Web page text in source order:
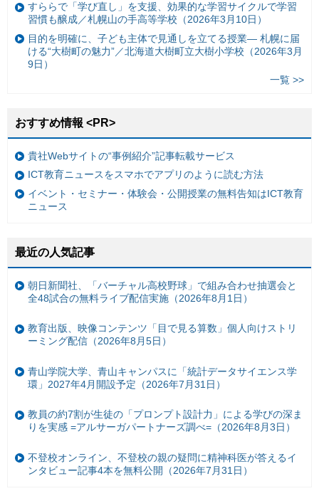
すららで「学び直し」を支援、効果的な学習サイクルで学習
習慣も醸成／札幌山の手高等学校（2026年3月10日）
目的を明確に、子ども主体で見通しを立てる授業— 札幌に届
ける“大樹町の魅力”／北海道大樹町立大樹小学校（2026年3月
9日）
一覧 >>
おすすめ情報 <PR>
貴社Webサイトの“事例紹介”記事転載サービス
ICT教育ニュースをスマホでアプリのように読む方法
イベント・セミナー・体験会・公開授業の無料告知はICT教育
ニュース
最近の人気記事
朝日新聞社、「バーチャル高校野球」で組み合わせ抽選会と
全48試合の無料ライブ配信実施（2026年8月1日）
教育出版、映像コンテンツ「目で見る算数」個人向けストリ
ーミング配信（2026年8月5日）
青山学院大学、青山キャンパスに「統計データサイエンス学
環」2027年4月開設予定（2026年7月31日）
教員の約7割が生徒の「プロンプト設計力」による学びの深ま
りを実感 =アルサーガパートナーズ調べ=（2026年8月3日）
不登校オンライン、不登校の親の疑問に精神科医が答えるイ
ンタビュー記事4本を無料公開（2026年7月31日）